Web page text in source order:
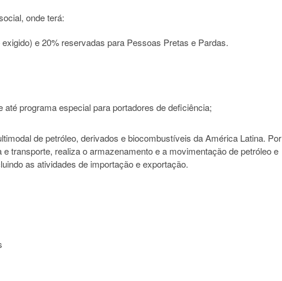
onde terá:
e 20% reservadas para Pessoas Pretas e Pardas.
programa especial para portadores de deficiência;
de petróleo, derivados e biocombustíveis da América Latina. Por
transporte, realiza o armazenamento e a movimentação de petróleo e
as atividades de importação e exportação.